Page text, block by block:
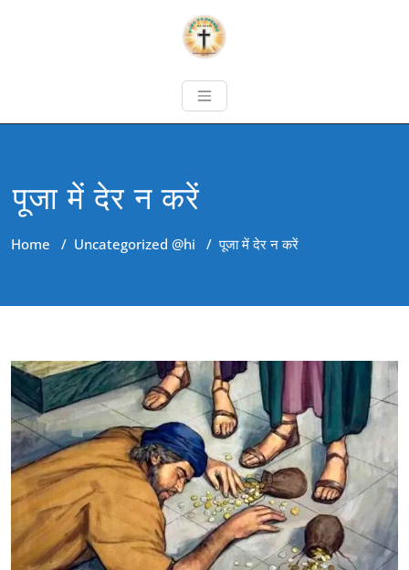
पूजा में देर न करें
Home / Uncategorized @hi /पूजा में देर न करें